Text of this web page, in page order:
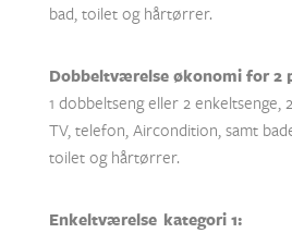
bad, toilet og hårtørrer.
Dobbeltværelse økonomi for 2
1 dobbeltseng eller 2 enkeltsenge,
TV, telefon, Aircondition, samt
toilet og hårtørrer.
Enkeltværelse kategori 1: